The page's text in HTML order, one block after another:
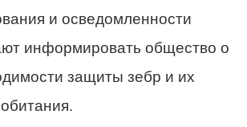
и осведомленности
информировать общество о
защиты зебр и их